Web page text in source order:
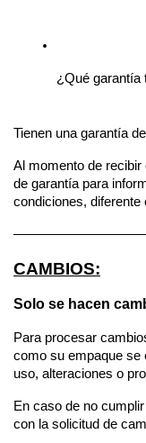
¿Qué garantía
Tienen una garantía
Al momento de recibir
de garantía para
condiciones, diferente
CAMBIOS:
Solo se hacen
Para procesar
como su empaque se
uso, alteraciones o
En caso de no
con la solicitud de